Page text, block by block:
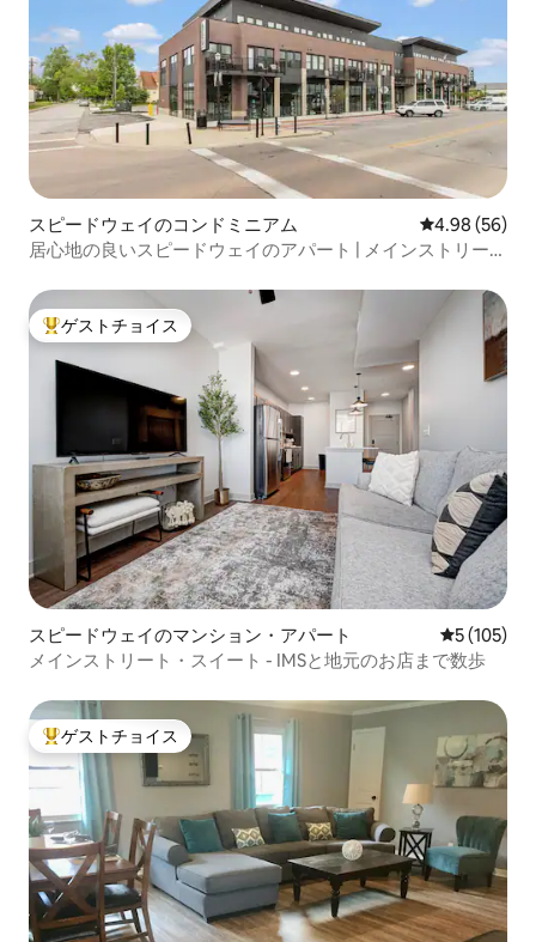
スピードウェイのコンドミニアム レビュー56
4.98 (56)
居心地の良いスピードウェイのアパート | メインストリート
大好評のゲストチョイスです。
ゲストチョイス
スピードウェイのマンション・アパート レビュー
5 (105)
メインストリート・スイート - IMSと地元のお店まで数歩
大好評のゲストチョイスです。
ゲストチョイス